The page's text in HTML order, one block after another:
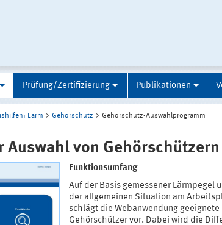
Prüfung/Zertifizierung Publikationen
Lärm Gehörschutz Gehörschutz-Auswahlprogramm
Auswahl von Gehörschützern
Funktionsumfang
Auf der Basis gemessener Lärmpegel
der allgemeinen Situation am
schlägt die Webanwendung geeignete
Gehörschützer vor. Dabei wird die